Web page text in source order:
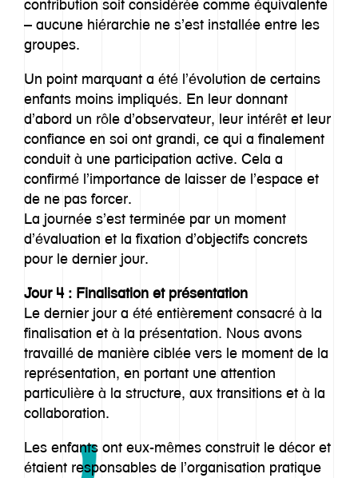
Equipe
Contact
contribution soit considérée comme équivalente
– aucune hiérarchie ne s’est installée entre les
groupes.
Un point marquant a été l’évolution de certains
enfants moins impliqués. En leur donnant
d’abord un rôle d’observateur, leur intérêt et leur
confiance en soi ont grandi, ce qui a finalement
conduit à une participation active. Cela a
confirmé l’importance de laisser de l’espace et
de ne pas forcer.
La journée s’est terminée par un moment
d’évaluation et la fixation d’objectifs concrets
pour le dernier jour.
Jour 4 : Finalisation et présentation
Le dernier jour a été entièrement consacré à la
finalisation et à la présentation. Nous avons
travaillé de manière ciblée vers le moment de la
représentation, en portant une attention
particulière à la structure, aux transitions et à la
collaboration.
Les enfants ont eux-mêmes construit le décor et
étaient responsables de l’organisation pratique